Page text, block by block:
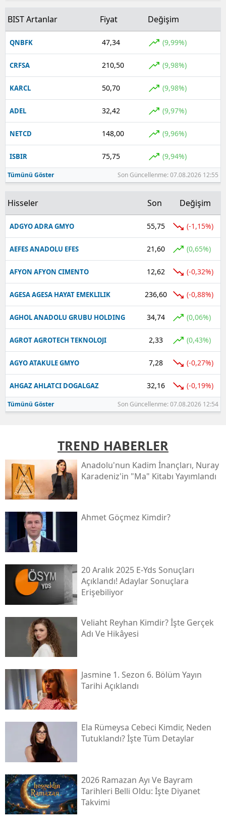
BIST Artanlar Fiyat Değişim
QNBFK 47,34 (9,99%)
CRFSA 210,50 (9,98%)
KARCL 50,70 (9,98%)
ADEL 32,42 (9,97%)
NETCD 148,00 (9,96%)
ISBIR 75,75 (9,94%)
Tümünü Göster Son Güncellenme: 07.08.2026 12:55
Hisseler Son Değişim
ADGYO ADRA GMYO 55,75 (-1,15%)
AEFES ANADOLU EFES 21,60 (0,65%)
AFYON AFYON CIMENTO 12,62 (-0,32%)
AGESA AGESA HAYAT EMEKLILIK 236,60 (-0,88%)
AGHOL ANADOLU GRUBU HOLDING 34,74 (0,06%)
AGROT AGROTECH TEKNOLOJI 2,33 (0,43%)
AGYO ATAKULE GMYO 7,28 (-0,27%)
AHGAZ AHLATCI DOGALGAZ 32,16 (-0,19%)
Tümünü Göster Son Güncellenme: 07.08.2026 12:54
TREND HABERLER
Anadolu'nun Kadim İnançları, Nuray
Karadeniz'in "ma" Kitabı Yayımlandı
Ahmet Göçmez Kimdir?
20 Aralık 2025 E-Yds Sonuçları
Açıklandı! Adaylar Sonuçlara
Erişebiliyor
Veliaht Reyhan Kimdir? İşte Gerçek
Adı Ve Hikâyesi
Jasmine 1. Sezon 6. Bölüm Yayın
Tarihi Açıklandı
Ela Rümeysa Cebeci Kimdir, Neden
Tutuklandı? İşte Tüm Detaylar
2026 Ramazan Ayı Ve Bayram
Tarihleri Belli Oldu: İşte Diyanet
Takvimi